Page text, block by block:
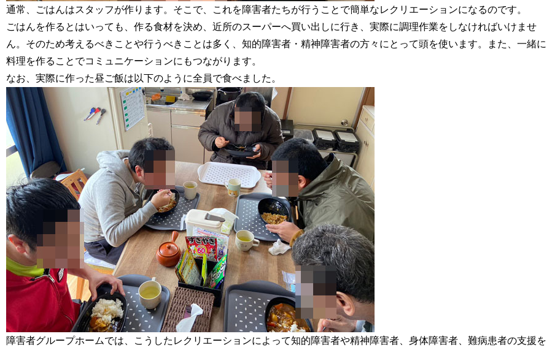
通常、ごはんはスタッフが作ります。そこで、これを障害者たちが行うことで簡単なレクリエーションになるのです。
ごはんを作るとはいっても、作る食材を決め、近所のスーパーへ買い出しに行き、実際に調理作業をしなければいけませ
ん。そのため考えるべきことや行うべきことは多く、知的障害者・精神障害者の方々にとって頭を使います。また、一緒に
料理を作ることでコミュニケーションにもつながります。
なお、実際に作った昼ご飯は以下のように全員で食べました。
障害者グループホームでは、こうしたレクリエーションによって知的障害者や精神障害者、身体障害者、難病患者の支援を